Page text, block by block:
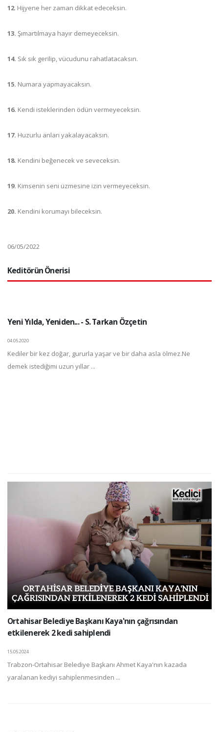
12. Hijyene her zaman dikkat edeceksin.
13. Şımartılmaya hayır demeyeceksin.
14. Sık sık gerilip, vücudunu rahatlatacaksın.
15. Numara yapmayacaksın.
16. Kendi isteklerinden ödün vermeyeceksin.
17. Huzurlu anları yakalayacaksın.
18. Kendini beğenecek ve seveceksin.
19. Kimsenin seni üzmesine izin vermeyeceksin.
20. Kendini korumayı bileceksin.
06/05/2022
Keditörün Önerisi
Yeni Yılda, Yeniden... - S. Tarkan Özçetin
04.05.2020
Kediler bir kez doğar, gururla yaşar ve bir daha asla ölmez.Ne
demek istediğimi uzun yıllar ...
Ortahisar Belediye Başkanı Kaya'nın çağrısından
etkilenerek 2 kedi sahiplendi
15.05.2024
Trabzon-Ortahisar Belediye Başkanı Ahmet Kaya'nın kazada
yaralanan kediyi sahiplenmesinden ...